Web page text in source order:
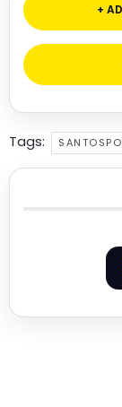
+
Tags: